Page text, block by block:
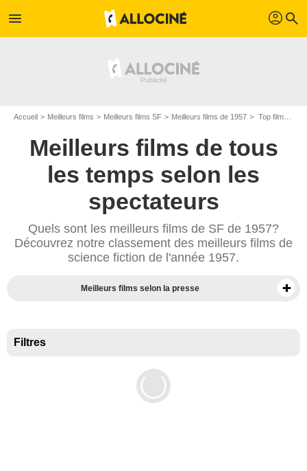
menu profil search
Accueil Meilleurs films Meilleurs films SF Meilleurs films de 1957 Top films de SF 1957
Meilleurs films de tous
les temps selon les
spectateurs
Quels sont les meilleurs films de SF de 1957?
Découvrez notre classement des meilleurs films de
science fiction de l'année 1957.
Meilleurs films selon la presse
Filtres